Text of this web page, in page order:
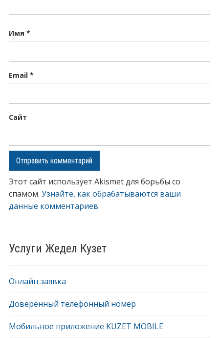
Услуги Жедел Кузет
Онлайн заявка
Доверенный телефонный номер
Мобильное приложение KUZET MOBILE
Имя *
Email *
Сайт
Этот сайт использует Akismet для борьбы со
спамом. Узнайте, как обрабатываются ваши
данные комментариев.